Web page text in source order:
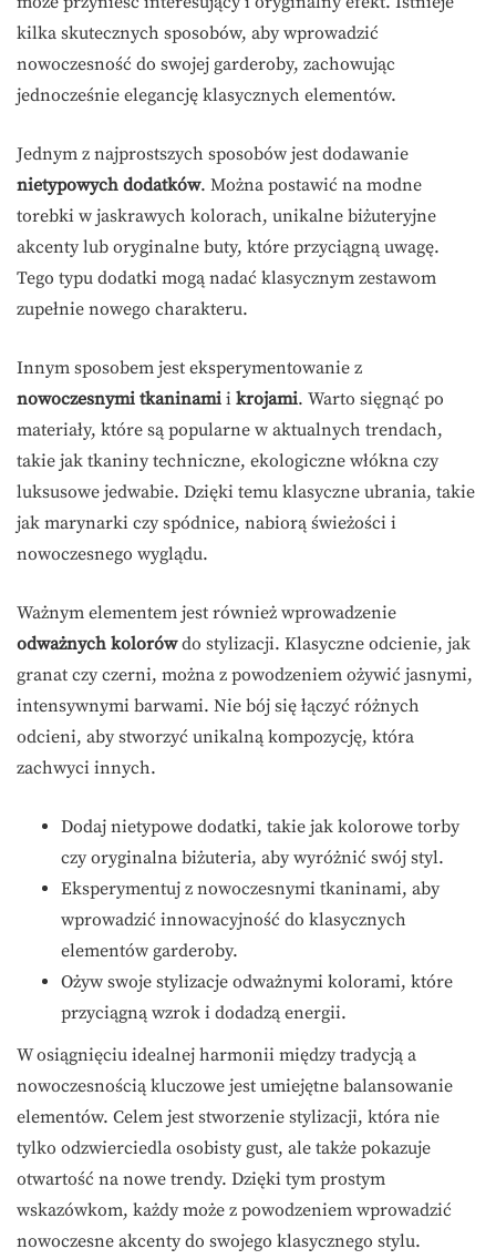
kilka skutecznych sposobów, aby wprowadzić
nowoczesność do swojej garderoby, zachowując
jednocześnie elegancję klasycznych elementów.
Jednym z najprostszych sposobów jest dodawanie
nietypowych dodatków. Można postawić na modne
torebki w jaskrawych kolorach, unikalne biżuteryjne
akcenty lub oryginalne buty, które przyciągną uwagę.
Tego typu dodatki mogą nadać klasycznym zestawom
zupełnie nowego charakteru.
Innym sposobem jest eksperymentowanie z
nowoczesnymi tkaninami i krojami. Warto sięgnąć po
materiały, które są popularne w aktualnych trendach,
takie jak tkaniny techniczne, ekologiczne włókna czy
luksusowe jedwabie. Dzięki temu klasyczne ubrania, takie
jak marynarki czy spódnice, nabiorą świeżości i
nowoczesnego wyglądu.
Ważnym elementem jest również wprowadzenie
odważnych kolorówdo stylizacji. Klasyczne odcienie, jak
granat czy czerni, można z powodzeniem ożywić jasnymi,
intensywnymi barwami. Nie bój się łączyć różnych
odcieni, aby stworzyć unikalną kompozycję, która
zachwyci innych.
Dodaj nietypowe dodatki, takie jak kolorowe torby
czy oryginalna biżuteria, aby wyróżnić swój styl.
Eksperymentuj z nowoczesnymi tkaninami, aby
wprowadzić innowacyjność do klasycznych
elementów garderoby.
Ożyw swoje stylizacje odważnymi kolorami, które
przyciągną wzrok i dodadzą energii.
W osiągnięciu idealnej harmonii między tradycją a
nowoczesnością kluczowe jest umiejętne balansowanie
elementów. Celem jest stworzenie stylizacji, która nie
tylko odzwierciedla osobisty gust, ale także pokazuje
otwartość na nowe trendy. Dzięki tym prostym
wskazówkom, każdy może z powodzeniem wprowadzić
nowoczesne akcenty do swojego klasycznego stylu.